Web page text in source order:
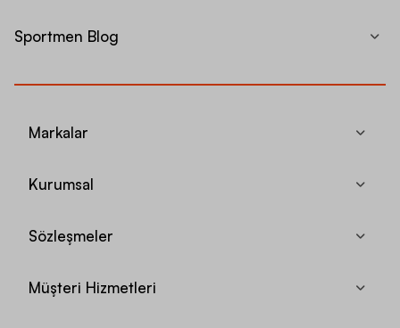
Sportmen Blog
Markalar
Kurumsal
Sözleşmeler
Müşteri Hizmetleri